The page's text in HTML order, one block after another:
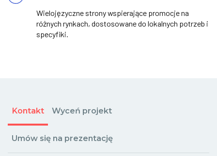
Wielojęzyczne strony wspierające promocje na
różnych rynkach, dostosowane do lokalnych potrzeb i
specyfiki.
Kontakt Wyceń projekt
Umów się na prezentację